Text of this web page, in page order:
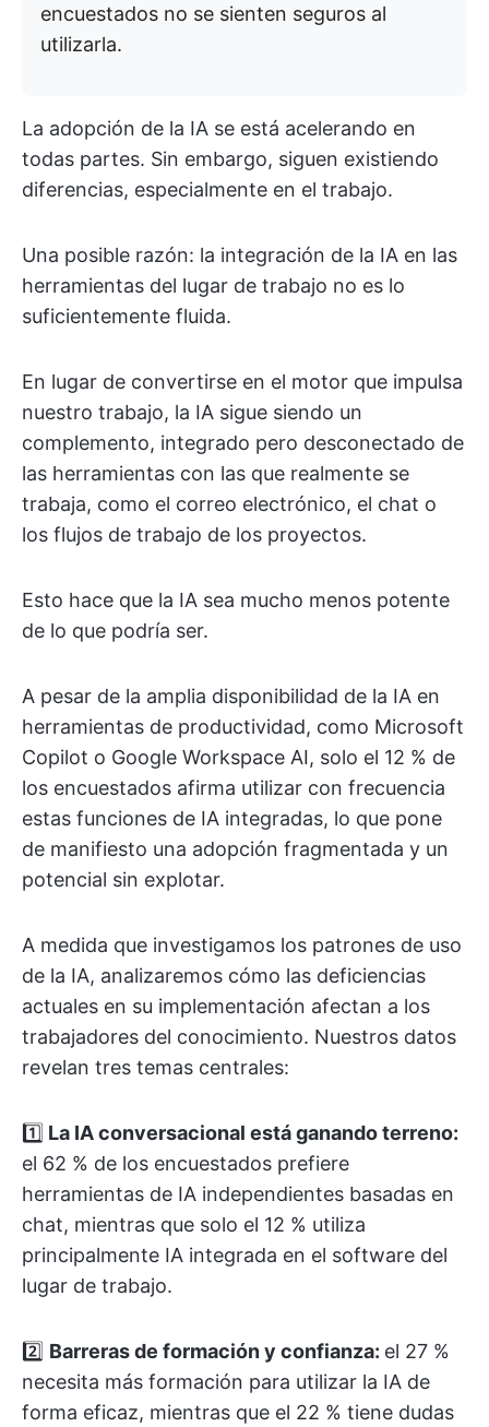
encuestados no se sienten seguros al
utilizarla.
La adopción de la IA se está acelerando en
todas partes. Sin embargo, siguen existiendo
diferencias, especialmente en el trabajo.
Una posible razón: la integración de la IA en las
herramientas del lugar de trabajo no es lo
suficientemente fluida.
En lugar de convertirse en el motor que impulsa
nuestro trabajo, la IA sigue siendo un
complemento, integrado pero desconectado de
las herramientas con las que realmente se
trabaja, como el correo electrónico, el chat o
los flujos de trabajo de los proyectos.
Esto hace que la IA sea mucho menos potente
de lo que podría ser.
A pesar de la amplia disponibilidad de la IA en
herramientas de productividad, como Microsoft
Copilot o Google Workspace AI, solo el 12 % de
los encuestados afirma utilizar con frecuencia
estas funciones de IA integradas, lo que pone
de manifiesto una adopción fragmentada y un
potencial sin explotar.
A medida que investigamos los patrones de uso
de la IA, analizaremos cómo las deficiencias
actuales en su implementación afectan a los
trabajadores del conocimiento. Nuestros datos
revelan tres temas centrales:
1️⃣ La IA conversacional está ganando terreno:
el 62 % de los encuestados prefiere
herramientas de IA independientes basadas en
chat, mientras que solo el 12 % utiliza
principalmente IA integrada en el software del
lugar de trabajo.
2️⃣ Barreras de formación y confianza: el 27 %
necesita más formación para utilizar la IA de
forma eficaz, mientras que el 22 % tiene dudas